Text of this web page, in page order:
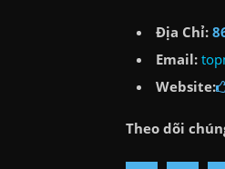
Địa Chỉ:
Email:
Website:
Theo dõi